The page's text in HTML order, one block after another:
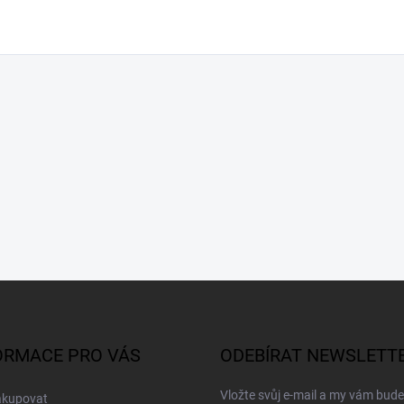
PRO VÁS ODEBÍRAT
Vložte svůj e-mail a my vám